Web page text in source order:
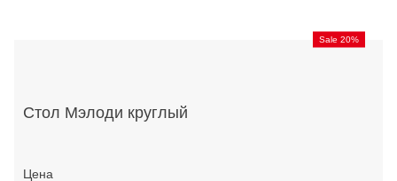
Sale 20%
Стол Мэлоди круглый